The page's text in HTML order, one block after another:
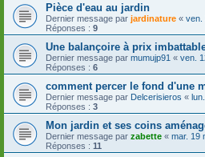
Pièce d'eau au jardin
Dernier message par jardinature « ven.
Réponses : 9
Une balançoire à prix
Dernier message par mumujp91 « ven.
Réponses : 6
comment percer le fond d'une
Dernier message par Delcerisieros «
Réponses : 3
Mon jardin et ses coins
Dernier message par zabette « mar. 19
Réponses : 11